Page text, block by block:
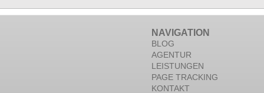
NAVIGATION
BLOG
AGENTUR
LEISTUNGEN
PAGE TRACKING
KONTAKT